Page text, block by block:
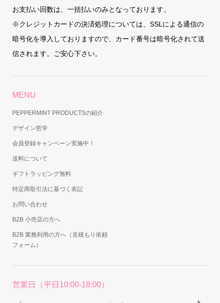
お支払い回数は、一括払いのみとなっております。
※クレジットカードの決済処理については、SSLによる通信の
暗号化を導入しておりますので、カード番号は暗号化されて送
信されます。ご安心下さい。
MENU
PEPPERMINT PRODUCTSの紹介
デザイン哲学
会員登録キャンペーン実施中！
送料について
ギフトラッピング無料
特定商取引法に基づく表記
お問い合わせ
B2B 小売店の方へ
B2B 業務利用の方へ（見積もり依頼
フォーム）
営業日（平日10:00-18:00）